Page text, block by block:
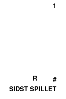
1
SIDST SPILLET
R #